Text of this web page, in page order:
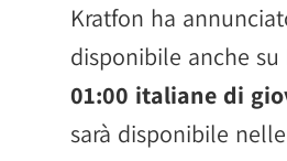
Kratfon ha
disponibile anche su
01:00 italiane di
sarà disponibile